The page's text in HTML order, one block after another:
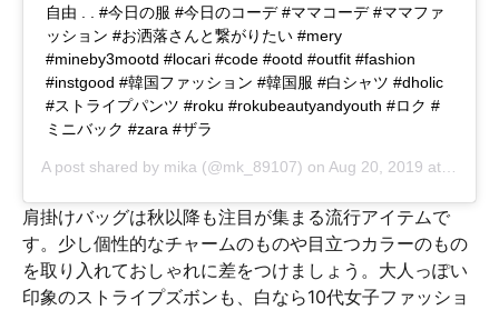
自由 . . #今日の服 #今日のコーデ #ママコーデ #ママファ
ッション #お洒落さんと繋がりたい #mery
#mineby3mootd #locari #code #ootd #outfit #fashion
#instgood #韓国ファッション #韓国服 #白シャツ #dholic
#ストライプパンツ #roku #rokubeautyandyouth #ロク #
ミニバック #zara #ザラ
A post shared by mika (@mk_89107) on Aug 20, 2019 at 4:51pm PDT
肩掛けバッグは秋以降も注目が集まる流行アイテムで
す。少し個性的なチャームのものや目立つカラーのもの
を取り入れておしゃれに差をつけましょう。大人っぽい
印象のストライプズボンも、白なら10代女子ファッショ